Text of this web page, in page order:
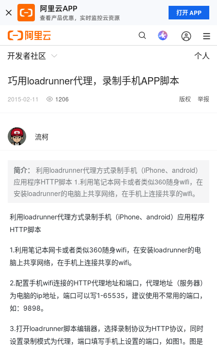
打开 APP
开发者社区 个人
巧用loadrunner代理，录制手机APP脚本
2015-02-11 1206 版权 举报
流柯
简介：
利用loadrunner代理方式录制手机（iPhone、android）
应用程序HTTP脚本 1.利用笔记本网卡或者类似360随身wifi，在
安装loadrunner的电脑上共享网络，在手机上连接共享的wifi。
利用loadrunner代理方式录制手机（iPhone、android）应用程序
HTTP脚本
1.利用笔记本网卡或者类似360随身wifi，在安装loadrunner的电
脑上共享网络，在手机上连接共享的wifi。
2.配置手机wifi连接的HTTP代理地址和端口，代理地址（服务器）
为电脑的ip地址，端口可以写1-65535，建议使用不常用的端口，
如：9898。
3.打开loadrunner脚本编辑器，选择录制协议为HTTP协议，同时
设置录制模式为代理，端口填写手机上设置的端口，如图1。图是